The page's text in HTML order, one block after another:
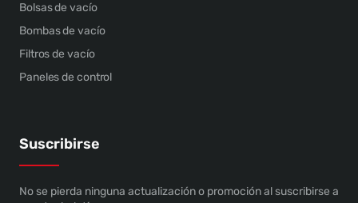
Bolsas de vacío
Bombas de vacío
Filtros de vacío
Paneles de control
Suscribirse
No se pierda ninguna actualización o promoción al suscribirse a